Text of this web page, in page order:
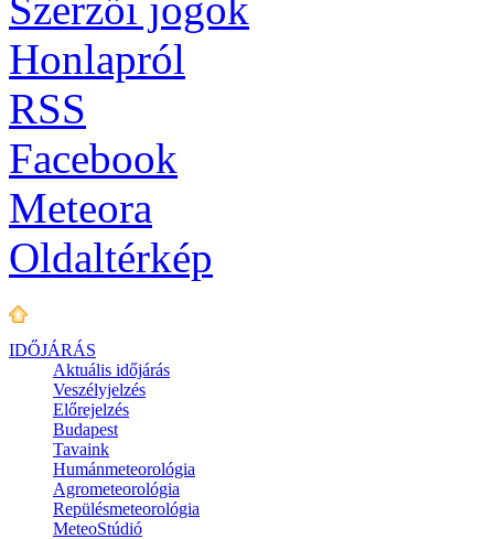
Honlapról
RSS
Facebook
Meteora
Oldaltérkép
IDŐJÁRÁS
Aktuális időjárás
Veszélyjelzés
Előrejelzés
Budapest
Tavaink
Humánmeteorológia
Agrometeorológia
Repülésmeteorológia
MeteoStúdió